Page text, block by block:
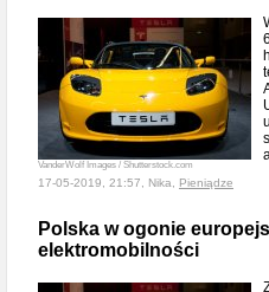
VanderWolf Images / Shutterstock.com
17-05-2019, 21:57, Nika, Pieniądze
Polska w ogonie
elektromobilności